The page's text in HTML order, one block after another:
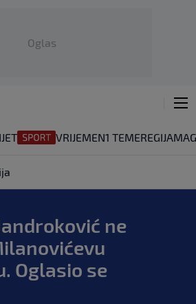
Oglas
VRIJEMEN1 TEMEREGIJA
ne
Oglasio se